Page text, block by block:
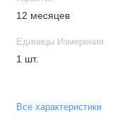
12 месяцев
Единицы Измерения
1 шт.
Все характеристики